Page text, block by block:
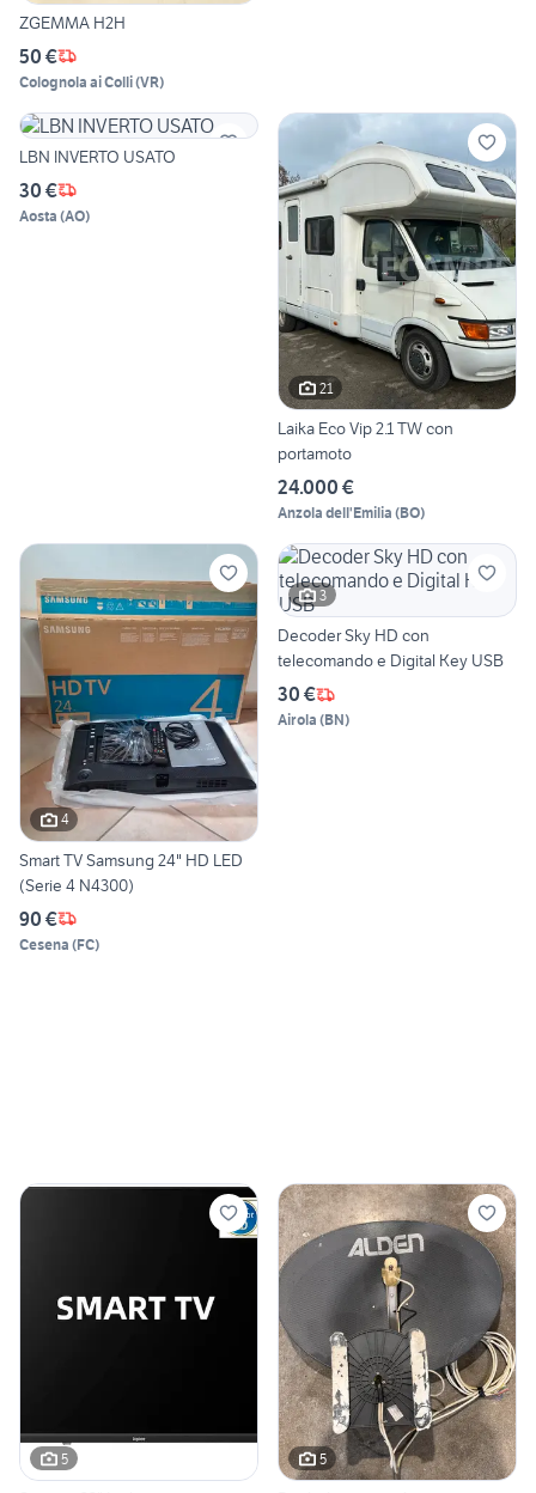
ZGEMMA H2H
50 €
Colognola ai Colli(VR)
LBN INVERTO USATO
30 €
Aosta (AO)
21
Laika Eco Vip 2.1 TW con
portamoto
24.000 €
Anzola dell'Emilia (BO)
4
Smart TV Samsung 24" HD LED
(Serie 4 N4300)
90 €
Cesena (FC)
3
Decoder Sky HD con
telecomando e Digital Key USB
30 €
Airola (BN)
5 5